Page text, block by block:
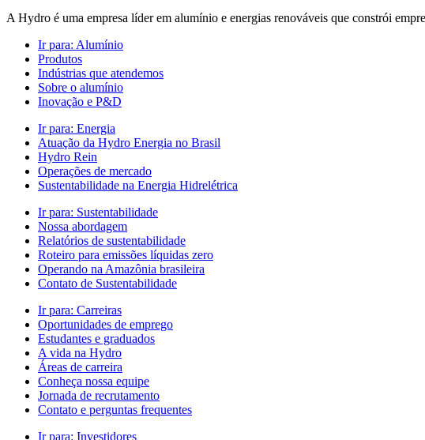
A Hydro é uma empresa líder em alumínio e energias renováveis que constrói
Ir para: Alumínio
Produtos
Indústrias que atendemos
Sobre o alumínio
Inovação e P&D
Ir para: Energia
Atuação da Hydro Energia no Brasil
Hydro Rein
Operações de mercado
Sustentabilidade na Energia Hidrelétrica
Ir para: Sustentabilidade
Nossa abordagem
Relatórios de sustentabilidade
Roteiro para emissões líquidas zero
Operando na Amazônia brasileira
Contato de Sustentabilidade
Ir para: Carreiras
Oportunidades de emprego
Estudantes e graduados
A vida na Hydro
Áreas de carreira
Conheça nossa equipe
Jornada de recrutamento
Contato e perguntas frequentes
Ir para: Investidores